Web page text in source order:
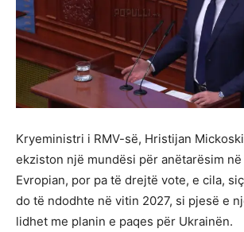
Kryeministri i RMV-së, Hristijan
ekziston një mundësi për anëtarësim në
Evropian, por pa të drejtë vote, e cila,
do të ndodhte në vitin 2027, si pjesë e
lidhet me planin e paqes për Ukrainën.